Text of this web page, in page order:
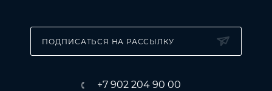
пистолетом для пены.
ПОДПИСАТЬСЯ НА РАССЫЛКУ
+7 902 204 90 00